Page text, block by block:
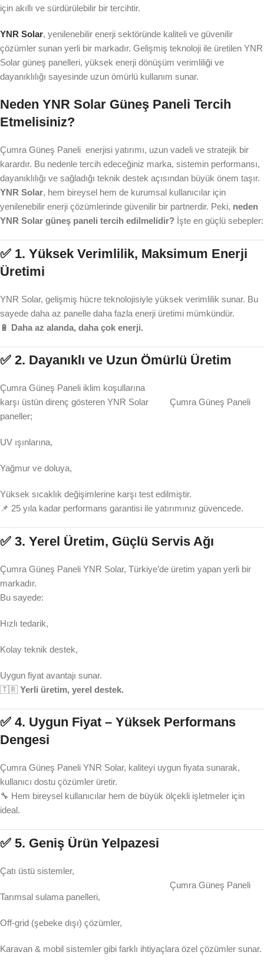
için akıllı ve sürdürülebilir bir tercihtir.
YNR Solar, yenilenebilir enerji sektöründe kaliteli ve güvenilir
çözümler sunan yerli bir markadır. Gelişmiş teknoloji ile üretilen YNR
Solar güneş panelleri, yüksek enerji dönüşüm verimliliği ve
dayanıklılığı sayesinde uzun ömürlü kullanım sunar.
Neden YNR Solar Güneş Paneli Tercih
Etmelisiniz?
Çumra Güneş Paneli enerjisi yatırımı, uzun vadeli ve stratejik bir
karardır. Bu nedenle tercih edeceğiniz marka, sistemin performansı,
dayanıklılığı ve sağladığı teknik destek açısından büyük önem taşır.
YNR Solar, hem bireysel hem de kurumsal kullanıcılar için
yenilenebilir enerji çözümlerinde güvenilir bir partnerdir. Peki, neden
YNR Solar güneş paneli tercih edilmelidir? İşte en güçlü sebepler:
✅ 1. Yüksek Verimlilik, Maksimum Enerji
Üretimi
YNR Solar, gelişmiş hücre teknolojisiyle yüksek verimlilik sunar. Bu
sayede daha az panelle daha fazla enerji üretimi mümkündür.
🔋 Daha az alanda, daha çok enerji.
✅ 2. Dayanıklı ve Uzun Ömürlü Üretim
Çumra Güneş Paneli
Çumra Güneş Paneli iklim koşullarına
karşı üstün direnç gösteren YNR Solar
paneller;
UV ışınlarına,
Yağmur ve doluya,
Yüksek sıcaklık değişimlerine karşı test edilmiştir.
📌 25 yıla kadar performans garantisi ile yatırımınız güvencede.
✅ 3. Yerel Üretim, Güçlü Servis Ağı
Çumra Güneş Paneli YNR Solar, Türkiye’de üretim yapan yerli bir
markadır.
Bu sayede:
Hızlı tedarik,
Kolay teknik destek,
Uygun fiyat avantajı sunar.
🇹🇷 Yerli üretim, yerel destek.
✅ 4. Uygun Fiyat – Yüksek Performans
Dengesi
Çumra Güneş Paneli YNR Solar, kaliteyi uygun fiyata sunarak,
kullanıcı dostu çözümler üretir.
🔧 Hem bireysel kullanıcılar hem de büyük ölçekli işletmeler için
ideal.
✅ 5. Geniş Ürün Yelpazesi
Çumra Güneş Paneli
Çatı üstü sistemler,
Tarımsal sulama panelleri,
Off-grid (şebeke dışı) çözümler,
Karavan & mobil sistemler gibi farklı ihtiyaçlara özel çözümler sunar.